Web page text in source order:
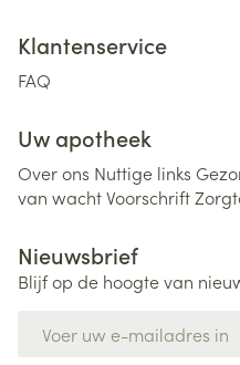
Klantenservice
FAQ
Uw apotheek
Over ons Nuttige links
van wachtVoorschrift
Nieuwsbrief
Blijf op de hoogte van